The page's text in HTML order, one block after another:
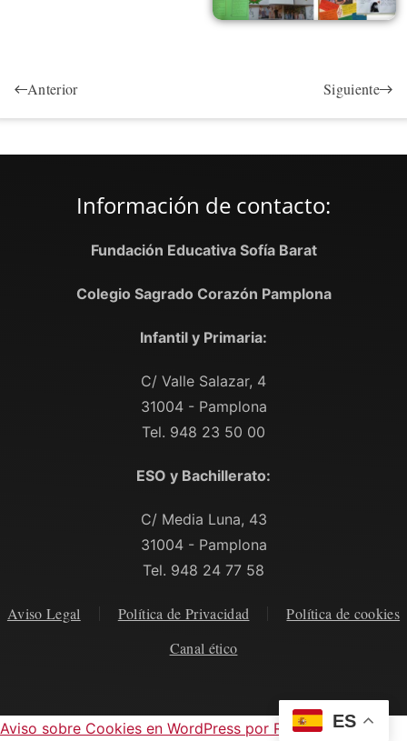
Anterior Siguiente
Información de contacto:
Fundación Educativa Sofía Barat
Colegio Sagrado Corazón Pamplona
Infantil y Primaria:
C/ Valle Salazar, 4
31004 - Pamplona
Tel. 948 23 50 00
ESO y Bachillerato:
C/ Media Luna, 43
31004 - Pamplona
Tel. 948 24 77 58
Aviso Legal Política de Privacidad
Política de cookies
Canal ético
ES
Aviso sobre Cookies en WordPress por Real Cookie